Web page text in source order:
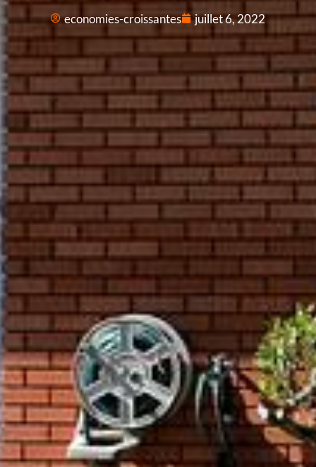
economies-croissantes juillet 6, 2022